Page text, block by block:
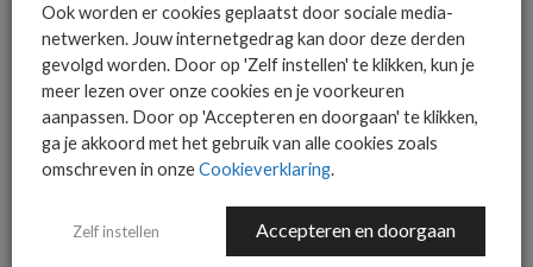
MEER OVER BARRACUDA NETWORKS PHISHING
Ook worden er cookies geplaatst door sociale media-
netwerken. Jouw internetgedrag kan door deze derden
gevolgd worden. Door op 'Zelf instellen' te klikken, kun je
meer lezen over onze cookies en je voorkeuren
aanpassen. Door op 'Accepteren en doorgaan' te klikken,
ga je akkoord met het gebruik van alle cookies zoals
omschreven in onzeCookieverklaring.
Zelf instellen Accepteren en doorgaan